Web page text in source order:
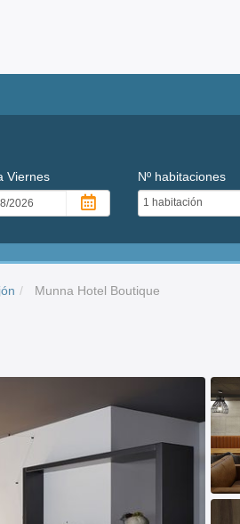
Viernes Nº habitaciones
Munna Hotel Boutique